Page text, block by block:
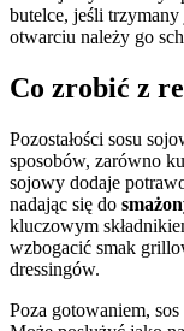
butelce, jeśli
otwarciu należy go
Co zrobić z
Pozostałości sosu
sposobów, zarówno
sojowy dodaje
nadając się do
kluczowym
wzbogacić smak
dressingów.
Poza gotowaniem,